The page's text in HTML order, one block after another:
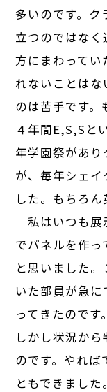
多いのです。ク
立つのではな
方にまわってい
れないことは
のは苦手です。
４年間E,S,Sと
年学園祭があ
が、毎年シェ
した。もちろん
私はいつも展
でパネルを作っ
と思いました
いた部員が急
ってきたのです
しかし状況か
のです。やれば
ともできまし